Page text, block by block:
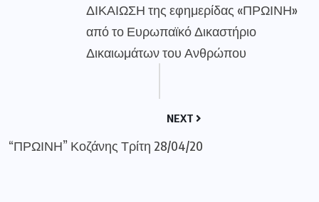
ΔΙΚΑΙΩΣΗ της εφημερίδας «ΠΡΩΙΝΗ»
από το Ευρωπαϊκό Δικαστήριο
Δικαιωμάτων του Ανθρώπου
NEXT
“ΠΡΩΙΝΗ” Κοζάνης Τρίτη 28/04/20